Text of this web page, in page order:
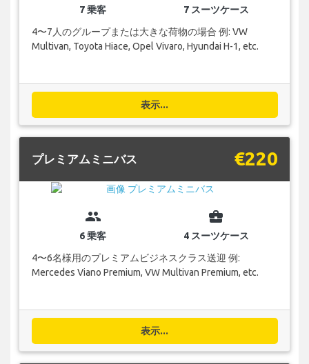
7 乗客
7 スーツケース
4〜7人のグループまたは大きな荷物の場合 例: VW
Multivan, Toyota Hiace, Opel Vivaro, Hyundai H-1, etc.
表示...
プレミアムミニバス €220
group
6 乗客
business_center
4 スーツケース
4〜6名様用のプレミアムビジネスクラス送迎 例:
Mercedes Viano Premium, VW Multivan Premium, etc.
表示...